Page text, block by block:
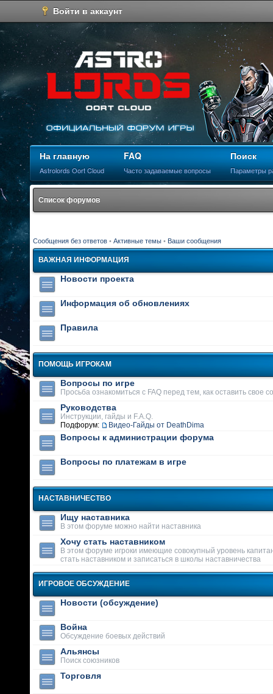
Войти в аккаунт
На главную
Astrolords Oort Cloud
FAQ
Часто задаваемые вопросы
Поиск
Параметры
Список форумов
Сообщения без ответов • Активные темы • Ваши сообщения
ВАЖНАЯ ИНФОРМАЦИЯ
Новости проекта
Информация об обновлениях
Правила
ПОМОЩЬ ИГРОКАМ
Вопросы по игре
Просьба ознакомиться с FAQ перед тем, как оставить свое
Руководства
Инструкции, гайды и F.A.Q.
Подфорум:
Видео-Гайды от DeathDima
Вопросы к администрации форума
Вопросы по платежам в игре
НАСТАВНИЧЕСТВО
Ищу наставника
В этом форуме можно найти наставника
Хочу стать наставником
В этом форуме игроки имеющие совокупный уровень
стать наставником и записаться в школы наставничества
ИГРОВОЕ ОБСУЖДЕНИЕ
Новости (обсуждение)
Война
Обсуждение боевых действий
Альянсы
Поиск союзников
Торговля